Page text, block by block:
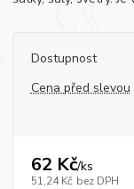
Dostupnost
Cena před slevou
62 Kč/ks
51,24 Kč bez DPH